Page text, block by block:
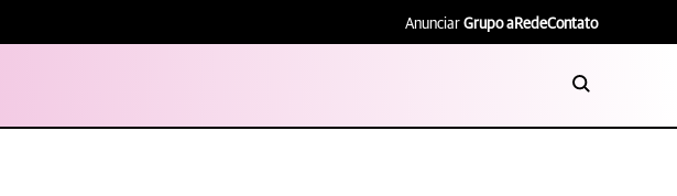
Anunciar Grupo aRedeContato